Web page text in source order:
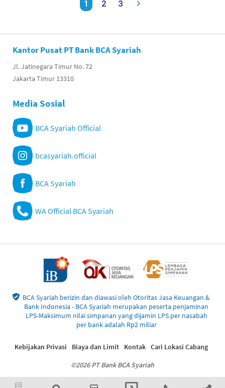
1 2 3
Kantor Pusat PT Bank BCA Syariah
Jl. Jatinegara Timur No. 72
Jakarta Timur 13310
Media Sosial
BCA Syariah Official
bcasyariah.official
BCA Syariah
WA Official BCA Syariah
BCA Syariah berizin dan diawasi oleh Otoritas Jasa Keuangan &
Bank Indonesia - BCA Syariah merupakan peserta penjaminan
LPS-Maksimum nilai simpanan yang dijamin LPS per nasabah
per bank adalah Rp2 miliar
©2026 PT Bank BCA Syariah
Kebijakan Privasi Biaya dan Limit Kontak Cari Lokasi Cabang